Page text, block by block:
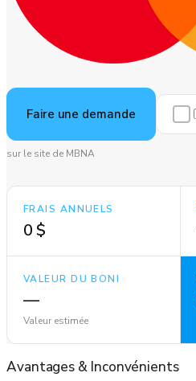
Faire une demande
sur le site de MBNA
FRAIS ANNUELS
0 $
VALEUR DU BONI
—
Valeur estimée
Avantages & Inconvénients